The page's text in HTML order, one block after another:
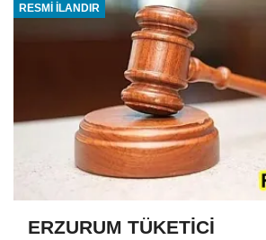
RESMİ İLANDIR
ERZURUM TÜKETİCİ